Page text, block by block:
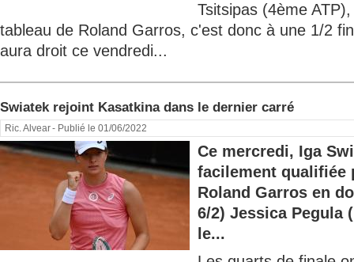
Tsitsipas (4ème
tableau de Roland Garros, c'est donc à une 1/2
aura droit ce vendredi...
Swiatek rejoint Kasatkina dans le dernier carré
Ric. Alvear- Publié le 01/06/2022
Ce mercredi, Iga
facilement qualifiée
Roland Garros en
6/2) Jessica Pegula
le...